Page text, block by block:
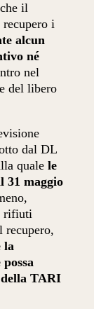
il
i
alcun
né
nel
del libero
dal DL
qualele
31 maggio
rifiuti
recupero,
la
TARI